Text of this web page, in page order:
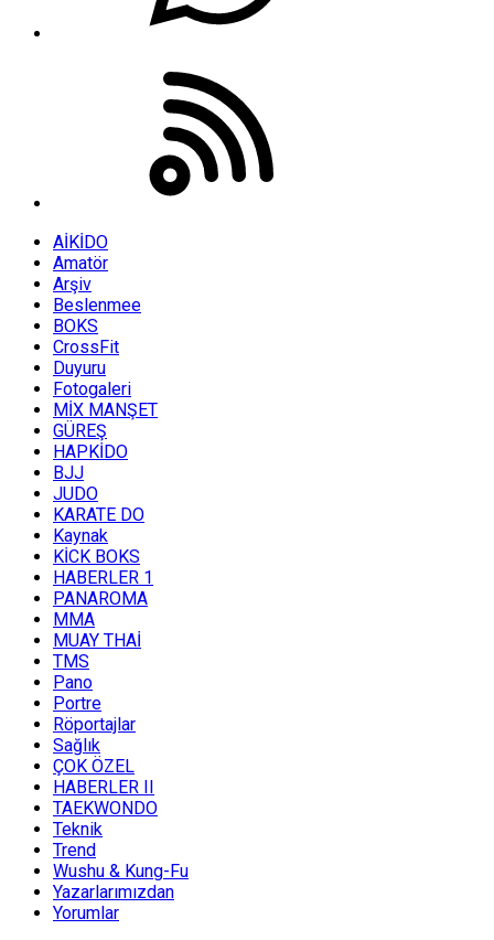
AİKİDO
Amatör
Arşiv
Beslenmee
BOKS
CrossFit
Duyuru
Fotogaleri
MİX MANŞET
GÜREŞ
HAPKİDO
BJJ
JUDO
KARATE DO
Kaynak
KİCK BOKS
HABERLER 1
PANAROMA
MMA
MUAY THAİ
TMS
Pano
Portre
Röportajlar
Sağlık
ÇOK ÖZEL
HABERLER II
TAEKWONDO
Teknik
Trend
Wushu & Kung-Fu
Yazarlarımızdan
Yorumlar